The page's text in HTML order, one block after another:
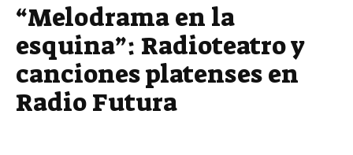
“Melodrama en la
esquina”: Radioteatro y
canciones platenses en
Radio Futura